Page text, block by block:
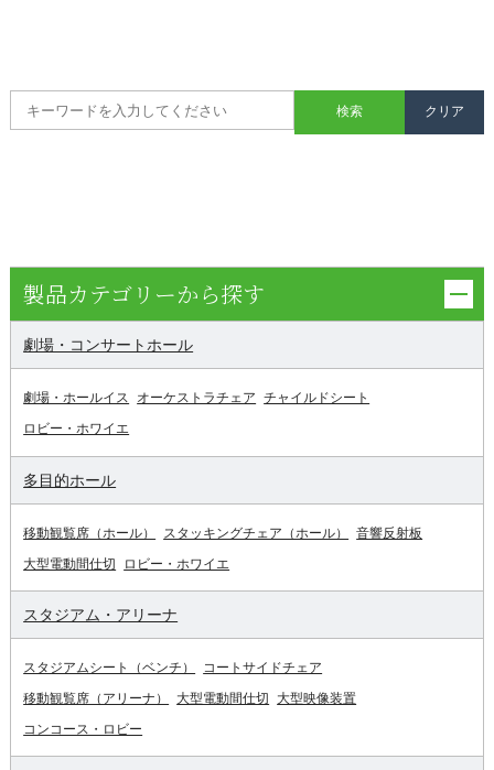
製品カテゴリーから探す
劇場・コンサートホール
劇場・ホールイス オーケストラチェア チャイルドシート
ロビー・ホワイエ
多目的ホール
移動観覧席（ホール） スタッキングチェア（ホール）
音響反射板
大型電動間仕切
ロビー・ホワイエ
スタジアム・アリーナ
スタジアムシート（ベンチ）
コートサイドチェア
移動観覧席（アリーナ）
大型電動間仕切
大型映像装置
コンコース・ロビー